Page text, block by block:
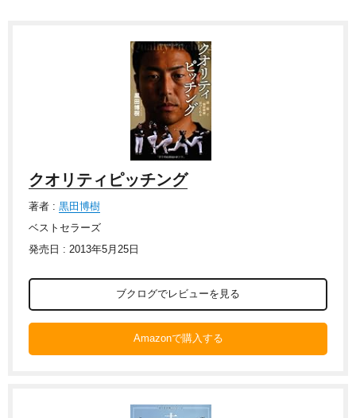
クオリティピッチング
著者 : 黒田博樹
ベストセラーズ
発売日 : 2013年5月25日
ブクログでレビューを見る
Amazonで購入する